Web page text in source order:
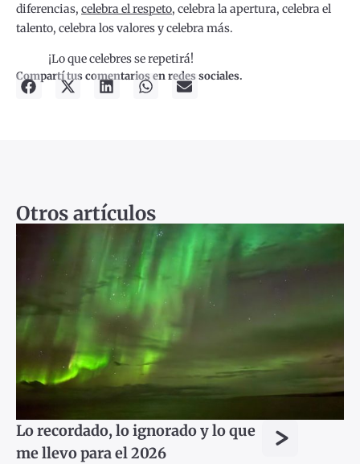
diferencias, celebra el respeto, celebra la apertura, celebra el
talento, celebra los valores y celebra más.
¡Lo que celebres se repetirá!
Compartí tus comentarios en redes sociales.
Otros artículos
Lo recordado, lo ignorado y lo que
me llevo para el 2026
>